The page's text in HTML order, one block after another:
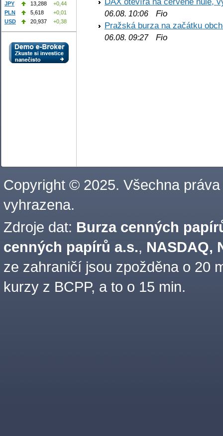
06.08. 10:06 Fio
Pražská burza na začátku
06.08. 09:27Fio
JPY
13,288
+0,44
PLN
5,618
+0,01
USD
20,937 +0,38
Copyright © 2025. Všechna práva
vyhrazena.
Zdroje dat: Burza cenných
cenných papírů a.s., NASDAQ,
ze zahraničí jsou zpožděna o 20
kurzy z BCPP, a to o 15 min.